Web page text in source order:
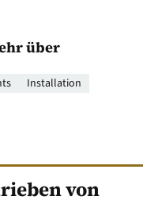
über
Installation
von